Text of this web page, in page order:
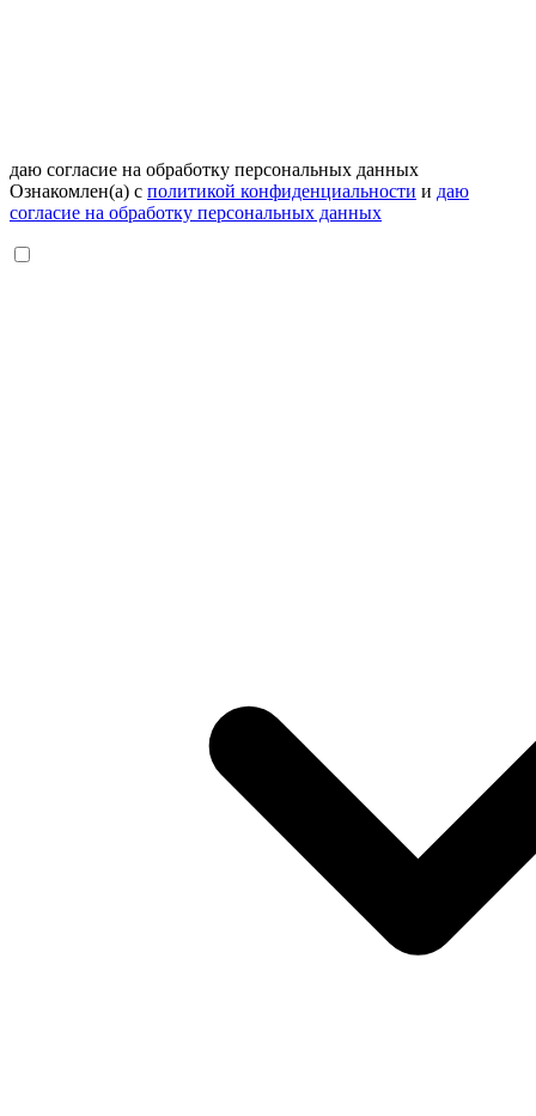
даю согласие на обработку персональных данных
Ознакомлен(а) с политикой конфиденциальности и даю
согласие на обработку персональных данных